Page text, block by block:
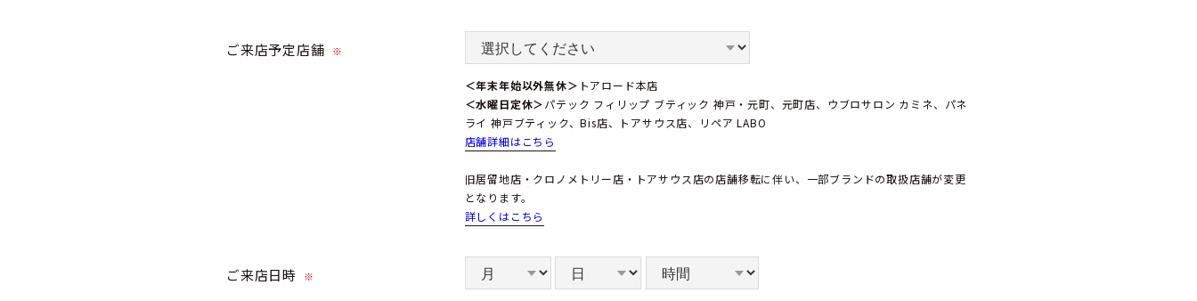
ご来店予定店舗 ※
＜年末年始以外無休＞ トアロード本店
＜水曜日定休＞パテック フィリップ ブティック 神戸・元町、元町店、ウブロサロン カミネ、パネ
ライ 神戸ブティック、Bis店、トアサウス店、リペア LABO
店舗詳細はこちら
旧居留地店・クロノメトリー店・トアサウス店の店舗移転に伴い、一部ブランドの取扱店舗が変更
となります。
詳しくはこちら
ご来店日時 ※